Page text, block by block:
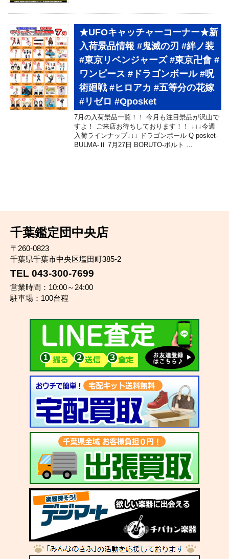
★UFOキャッチャーコーナー★新
入荷景品情報 #鬼滅の刃 #絆ノ装
#東京リベンジャーズ #東京卍會 #
ワンピース #ドラゴンボール #呪
術廻戦 #ヒロアカ #五等分の花嫁
#リゼロ #Qposket
7月の入荷景品一覧！！ 今月も注目景品が沢山で
すよ！ ご来店お待ちしております！！ ↓↓↓今週
入荷ラインナップ↓↓↓ ドラゴンボール Q posket-
BULMA-Ⅱ 7月27日 BORUTO-ボルト …
千葉鑑定団中央店
〒260-0823
千葉県千葉市中央区塩田町385-2
TEL 043-300-7699
営業時間：10:00～24:00
駐車場：100台程